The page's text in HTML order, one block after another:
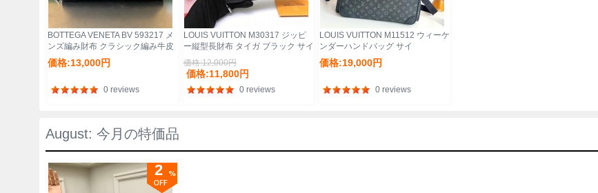
BOTTEGA VENETA BV 593217 メ
ンズ編み財布 クラシック編み牛皮
19x10cm サイズ:19x10cm
価格:13,000円
0 reviews
LOUIS VUITTON M30317 ジッピ
ー縦型長財布 タイガ ブラック サイ
ズ:20x10cm
価格:12,000円
価格:11,800円
0 reviews
LOUIS VUITTON M11512 ウィーケ
ンダーハンドバッグ サイ
ズ:46x31x18cm
価格:19,000円
0 reviews
August: 今月の特価品
2